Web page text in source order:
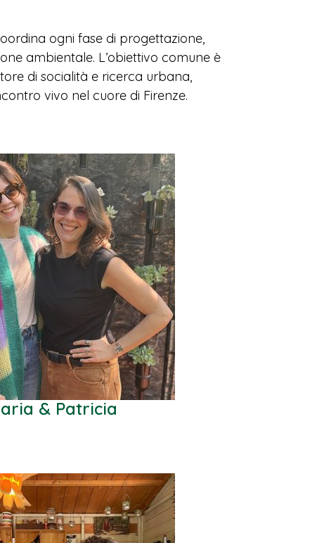
ogni fase di progettazione,
ambientale. L’obiettivo comune è
di socialità e ricerca urbana,
vivo nel cuore di Firenze.
& Patricia